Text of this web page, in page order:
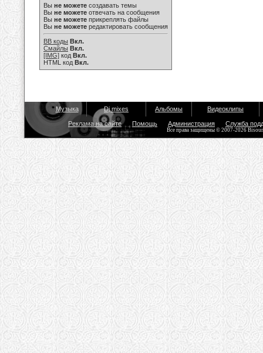
Вы не можете создавать темы
Вы не можете отвечать на сообщения
Вы не можете прикреплять файлы
Вы не можете редактировать сообщения
BB коды Вкл.
Смайлы Вкл.
[IMG] код Вкл.
HTML код Вкл.
Музыка Dj mixes Альбомы Видеоклипы
Реклама на сайте Помощь Администрация Служба
Все права защищены © 2007-2026